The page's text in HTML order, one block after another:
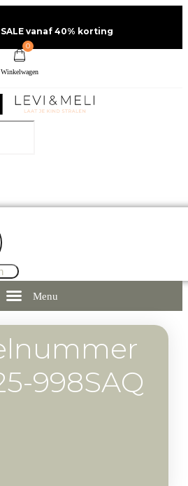
SALE vanaf 40% korting
0
998SAQ